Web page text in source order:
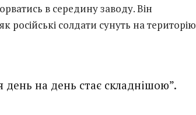
в середину заводу. Він
російські солдати сунуть на територію
день на день стає складнішою”.